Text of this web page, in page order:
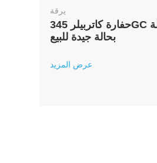
يرقة
حفارة كاتربيلر 345GC مستعملة
بحالة جيدة للبيع
عرض المزيد